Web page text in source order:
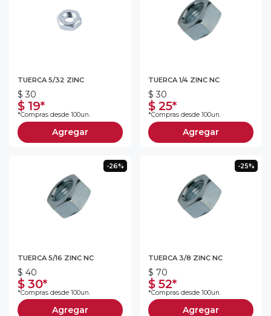
TUERCA 5/32 ZINC
$ 30
$ 19*
*Compras desde 100un.
Agregar
TUERCA 1/4 ZINC NC
$ 30
$ 25*
*Compras desde 100un.
Agregar
-26%
TUERCA 5/16 ZINC NC
$ 40
$ 30*
*Compras desde 100un.
Agregar
-25%
TUERCA 3/8 ZINC NC
$ 70
$ 52*
*Compras desde 100un.
Agregar